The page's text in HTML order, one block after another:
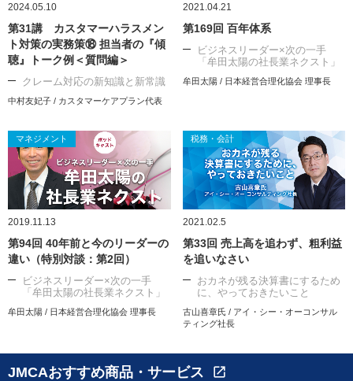
2024.05.10
第31講 カスタマーハラスメン
ト対策の実務策⑱ 担当者の『傾
聴』トーク例＜質問編＞
クレーム対応の新知識と新常識
中村友妃子 / カスタマーケアプラン代表
2021.04.21
第169回 百年体系
ビジネスリーダー×次の一手
「牟田太陽の社長業ネクスト」
牟田太陽 / 日本経営合理化協会 理事長
マネジメント
2019.11.13
第94回 40年前と今のリーダーの
違い（特別対談：第2回）
ビジネスリーダー×次の一手
「牟田太陽の社長業ネクスト」
牟田太陽 / 日本経営合理化協会 理事長
税務・会計
2021.02.5
第33回 売上高を追わず、粗利益
を追いなさい
おカネが残る決算書にするため
に、やっておきたいこと
古山喜章氏 / アイ・シー・オーコンサル
ティング社長
JMCAおすすめ商品・サービス open_in_new